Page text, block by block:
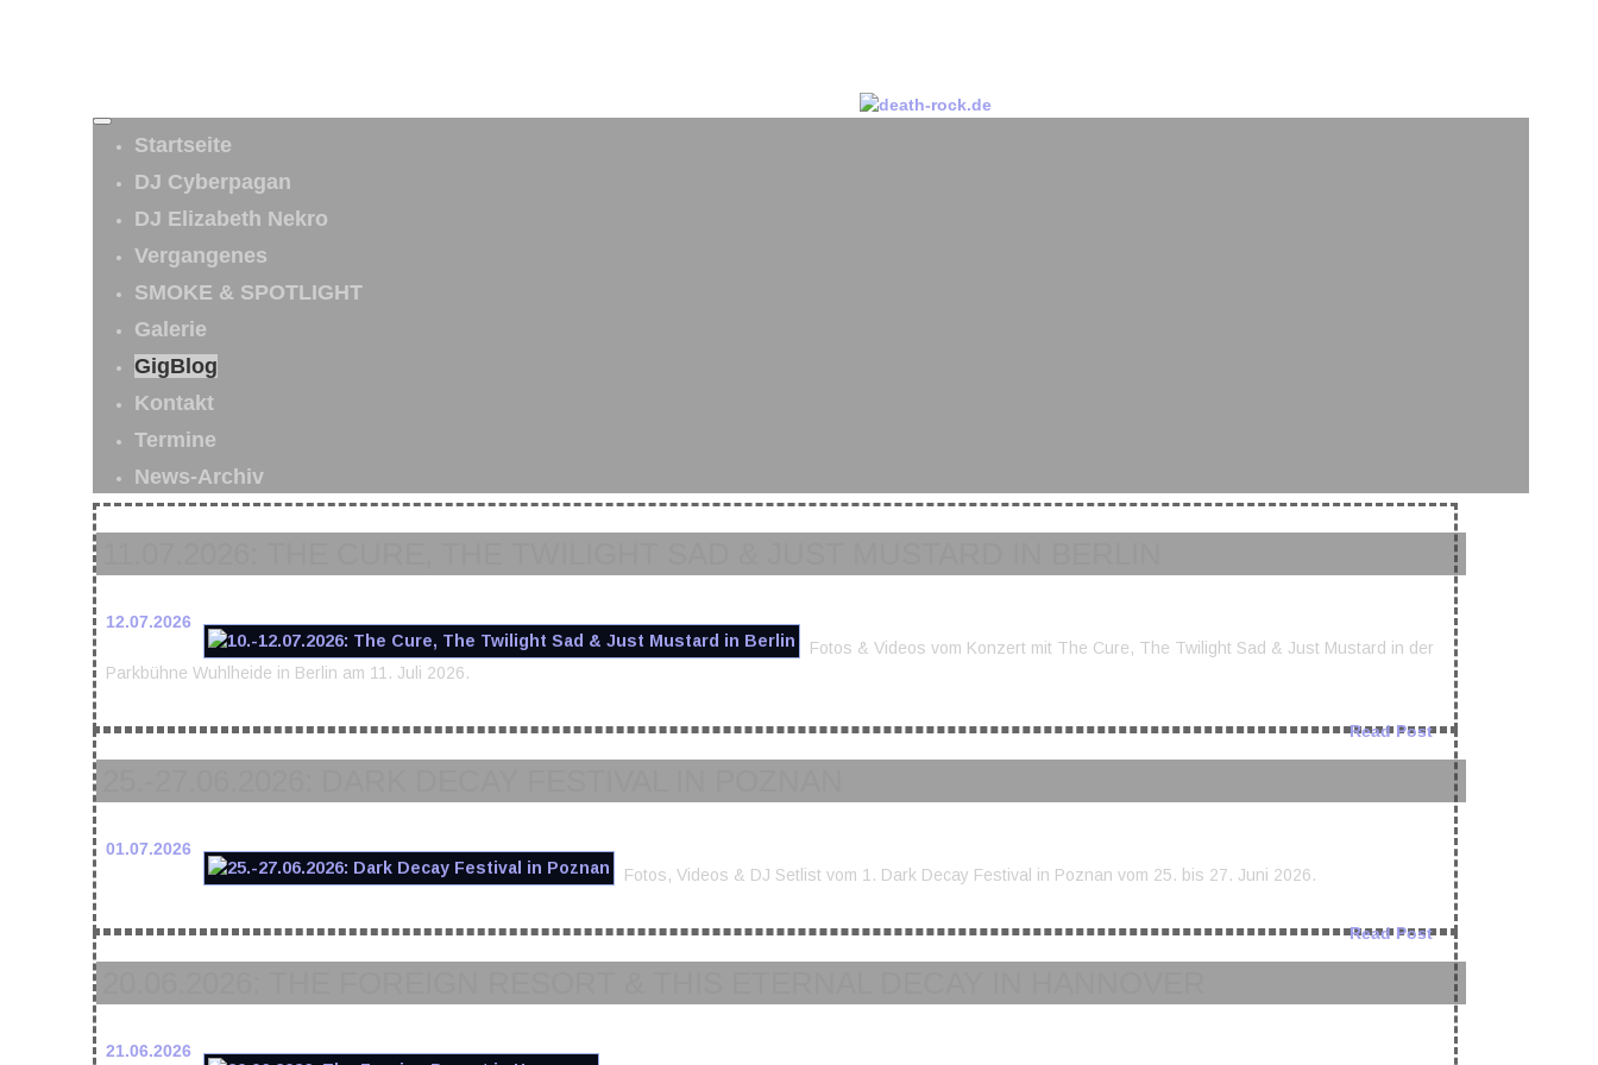
Startseite
DJ Cyberpagan
DJ Elizabeth Nekro
Vergangenes
SMOKE & SPOTLIGHT
Galerie
GigBlog
Kontakt
Termine
News-Archiv
12.07.2026
Fotos & Videos vom Konzert mit The Cure, The Twilight Sad & Just Mustard in der
Parkbühne Wuhlheide in Berlin am 11. Juli 2026.
Read Post
01.07.2026
Fotos, Videos & DJ Setlist vom 1. Dark Decay Festival in Poznan vom 25. bis 27. Juni 2026.
Read Post
21.06.2026